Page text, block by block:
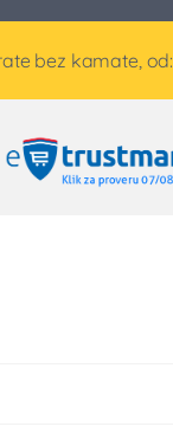
bez kamate, od: